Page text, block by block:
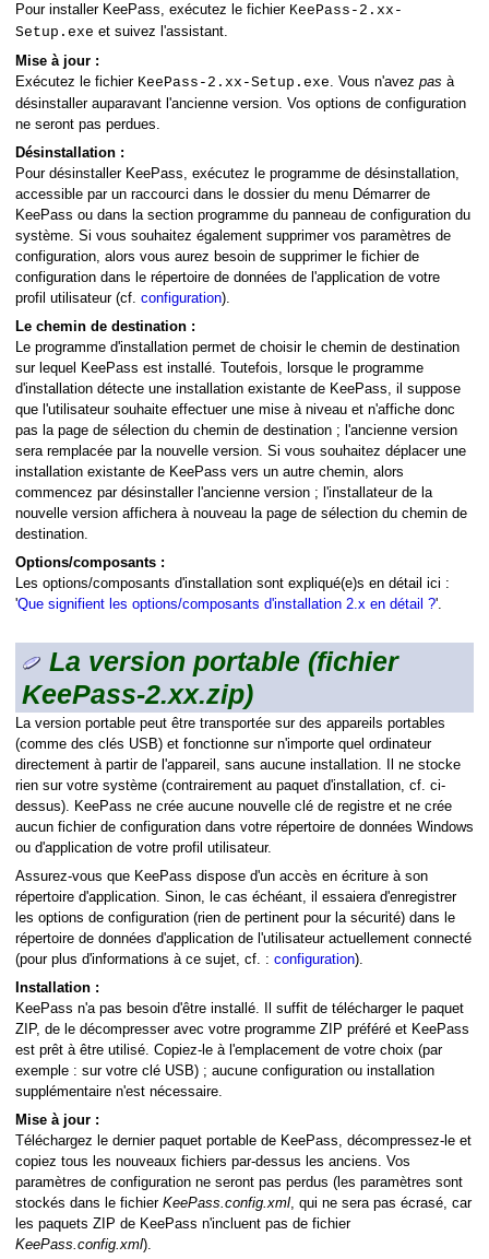
Pour installer KeePass, exécutez le fichier KeePass-2.xx-
Setup.exe et suivez l'assistant.
Mise à jour :
Exécutez le fichier KeePass-2.xx-Setup.exe. Vous n'avez pas à
désinstaller auparavant l'ancienne version. Vos options de configuration
ne seront pas perdues.
Désinstallation :
Pour désinstaller KeePass, exécutez le programme de désinstallation,
accessible par un raccourci dans le dossier du menu Démarrer de
KeePass ou dans la section programme du panneau de configuration du
système. Si vous souhaitez également supprimer vos paramètres de
configuration, alors vous aurez besoin de supprimer le fichier de
configuration dans le répertoire de données de l'application de votre
profil utilisateur (cf. configuration).
Le chemin de destination :
Le programme d'installation permet de choisir le chemin de destination
sur lequel KeePass est installé. Toutefois, lorsque le programme
d'installation détecte une installation existante de KeePass, il suppose
que l'utilisateur souhaite effectuer une mise à niveau et n'affiche donc
pas la page de sélection du chemin de destination ; l'ancienne version
sera remplacée par la nouvelle version. Si vous souhaitez déplacer une
installation existante de KeePass vers un autre chemin, alors
commencez par désinstaller l'ancienne version ; l'installateur de la
nouvelle version affichera à nouveau la page de sélection du chemin de
destination.
Options/composants :
Les options/composants d'installation sont expliqué(e)s en détail ici :
'Que signifient les options/composants d'installation 2.x en détail ?'.
La version portable (fichier
KeePass-2.xx.zip)
La version portable peut être transportée sur des appareils portables
(comme des clés USB) et fonctionne sur n'importe quel ordinateur
directement à partir de l'appareil, sans aucune installation. Il ne stocke
rien sur votre système (contrairement au paquet d'installation, cf. ci-
dessus). KeePass ne crée aucune nouvelle clé de registre et ne crée
aucun fichier de configuration dans votre répertoire de données Windows
ou d'application de votre profil utilisateur.
Assurez-vous que KeePass dispose d'un accès en écriture à son
répertoire d'application. Sinon, le cas échéant, il essaiera d'enregistrer
les options de configuration (rien de pertinent pour la sécurité) dans le
répertoire de données d'application de l'utilisateur actuellement connecté
(pour plus d'informations à ce sujet, cf. : configuration).
Installation :
KeePass n'a pas besoin d'être installé. Il suffit de télécharger le paquet
ZIP, de le décompresser avec votre programme ZIP préféré et KeePass
est prêt à être utilisé. Copiez-le à l'emplacement de votre choix (par
exemple : sur votre clé USB) ; aucune configuration ou installation
supplémentaire n'est nécessaire.
Mise à jour :
Téléchargez le dernier paquet portable de KeePass, décompressez-le et
copiez tous les nouveaux fichiers par-dessus les anciens. Vos
paramètres de configuration ne seront pas perdus (les paramètres sont
stockés dans le fichier KeePass.config.xml, qui ne sera pas écrasé, car
les paquets ZIP de KeePass n'incluent pas de fichier
KeePass.config.xml).